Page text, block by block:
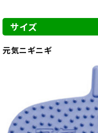
サイズ
元気ニギニギ